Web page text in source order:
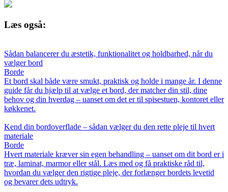
Læs også:
Sådan balancerer du æstetik, funktionalitet og holdbarhed, når du
vælger bord
Borde
Et bord skal både være smukt, praktisk og holde i mange år. I denne
guide får du hjælp til at vælge et bord, der matcher din stil, dine
behov og din hverdag – uanset om det er til spisestuen, kontoret eller
køkkenet.
Kend din bordoverflade – sådan vælger du den rette pleje til hvert
materiale
Borde
Hvert materiale kræver sin egen behandling – uanset om dit bord er i
træ, laminat, marmor eller stål. Læs med og få praktiske råd til,
hvordan du vælger den rigtige pleje, der forlænger bordets levetid
og bevarer dets udtryk.